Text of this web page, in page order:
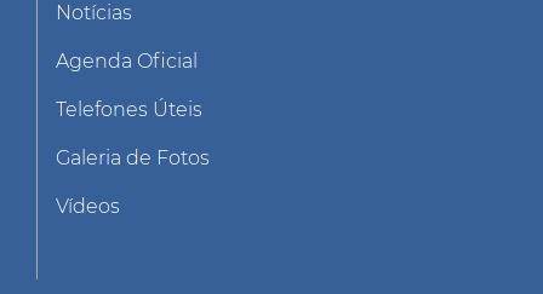
Notícias
Agenda Oficial
Telefones Úteis
Galeria de Fotos
Vídeos